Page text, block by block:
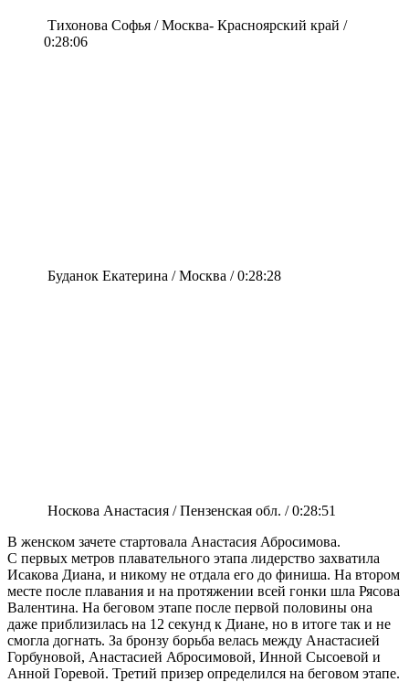
Тихонова Софья / Москва- Красноярский край /
0:28:06
Буданок Екатерина / Москва / 0:28:28
Носкова Анастасия / Пензенская обл. / 0:28:51
В женском зачете стартовала Анастасия Абросимова.
С первых метров плавательного этапа лидерство захватила
Исакова Диана, и никому не отдала его до финиша. На втором
месте после плавания и на протяжении всей гонки шла Рясова
Валентина. На беговом этапе после первой половины она
даже приблизилась на 12 секунд к Диане, но в итоге так и не
смогла догнать. За бронзу борьба велась между Анастасией
Горбуновой, Анастасией Абросимовой, Инной Сысоевой и
Анной Горевой. Третий призер определился на беговом этапе.